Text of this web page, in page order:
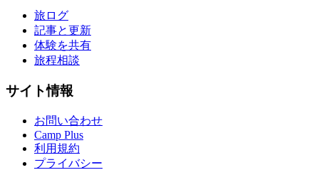
旅ログ
記事と更新
体験を共有
旅程相談
サイト情報
お問い合わせ
Camp Plus
利用規約
プライバシー